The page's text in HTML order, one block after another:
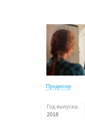
Продюсер
Год выпуска:
2018